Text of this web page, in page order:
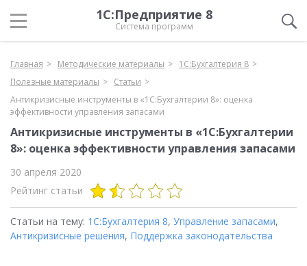
1С:Предприятие 8
Система программ
Главная Методические материалы
1С:Бухгалтерия 8
Полезные материалы
Статьи
Антикризисные инструменты в «1С:Бухгалтерии 8»: оценка
эффективности управления запасами
Антикризисные инструменты в «1С:Бухгалтерии
8»: оценка эффективности управления запасами
30 апреля 2020
Рейтинг статьи
Статьи на тему: 1С:Бухгалтерия 8, Управление запасами,
Антикризисные решения, Поддержка законодательства